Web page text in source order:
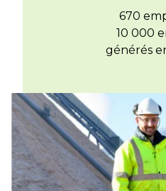
670
10 000
générés